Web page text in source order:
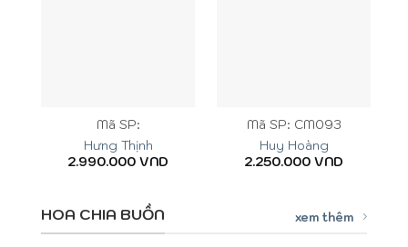
Mã SP:
Hưng Thịnh
2.990.000 VND
Mã SP: CM093
Huy Hoàng
2.250.000 VND
HOA CHIA BUỒN xem thêm